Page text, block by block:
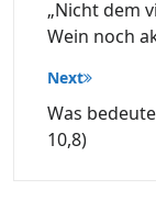
„Nicht dem
Wein noch
Next
Was
10,8)